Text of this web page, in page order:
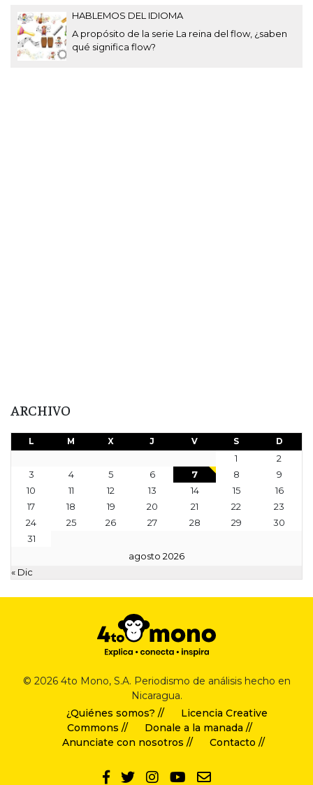
HABLEMOS DEL IDIOMA
A propósito de la serie La reina del flow, ¿saben
qué significa flow?
ARCHIVO
agosto 2026
L M X J V S D
1
2
3
4 5 6 7 8
9
10
11 12 13 14 15
16
17
18 19 20 21 22
23
24
25 26 27 28 29
30
31
« Dic
© 2026 4to Mono, S.A. Periodismo de análisis hecho en
Nicaragua.
¿Quiénes somos? //
Licencia Creative
Commons //
Donale a la manada //
Anunciate con nosotros //
Contacto //